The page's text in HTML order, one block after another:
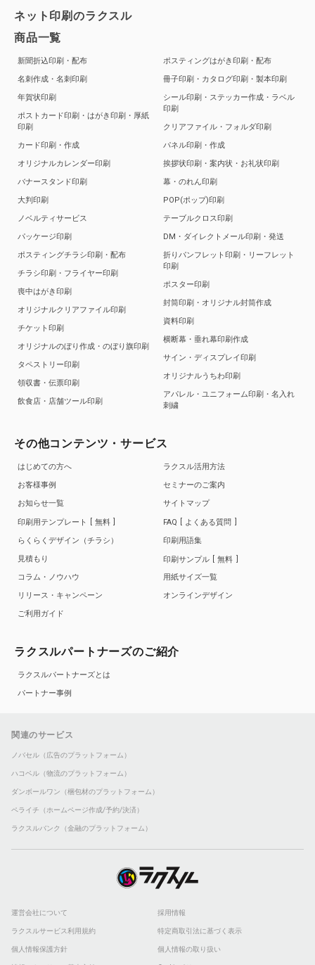
ネット印刷のラクスル
商品一覧
新聞折込印刷・配布
名刺作成・名刺印刷
年賀状印刷
ポストカード印刷・はがき印刷・厚紙
印刷
カード印刷・作成
オリジナルカレンダー印刷
バナースタンド印刷
大判印刷
ノベルティサービス
パッケージ印刷
ポスティングチラシ印刷・配布
チラシ印刷・フライヤー印刷
喪中はがき印刷
オリジナルクリアファイル印刷
チケット印刷
オリジナルのぼり作成・のぼり旗印刷
タペストリー印刷
領収書・伝票印刷
飲食店・店舗ツール印刷
ポスティングはがき印刷・配布
冊子印刷・カタログ印刷・製本印刷
シール印刷・ステッカー作成・ラベル
印刷
クリアファイル・フォルダ印刷
パネル印刷・作成
挨拶状印刷・案内状・お礼状印刷
幕・のれん印刷
POP(ポップ)印刷
テーブルクロス印刷
DM・ダイレクトメール印刷・発送
折りパンフレット印刷・リーフレット
印刷
ポスター印刷
封筒印刷・オリジナル封筒作成
資料印刷
横断幕・垂れ幕印刷作成
サイン・ディスプレイ印刷
オリジナルうちわ印刷
アパレル・ユニフォーム印刷・名入れ
刺繍
その他コンテンツ・サービス
はじめての方へ
お客様事例
お知らせ一覧
印刷用テンプレート
無料
らくらくデザイン（チラシ）
見積もり
コラム・ノウハウ
リリース・キャンペーン
ご利用ガイド
ラクスル活用方法
セミナーのご案内
サイトマップ
FAQ
よくある質問
印刷用語集
印刷サンプル
無料
用紙サイズ一覧
オンラインデザイン
ラクスルパートナーズのご紹介
ラクスルパートナーズとは
パートナー事例
関連のサービス
ノバセル（広告のプラットフォーム）
ハコベル（物流のプラットフォーム）
ダンボールワン（梱包材のプラットフォーム）
ペライチ（ホームページ作成/予約/決済）
ラクスルバンク（金融のプラットフォーム）
運営会社について 採用情報
ラクスルサービス利用規約 特定商取引法に基づく表示
個人情報保護方針 個人情報の取り扱い